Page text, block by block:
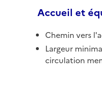
Accueil et
Chemin vers
Largeur
circulation